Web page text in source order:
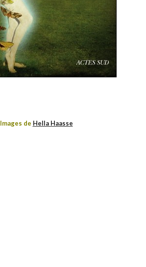
Images de Hella Haasse